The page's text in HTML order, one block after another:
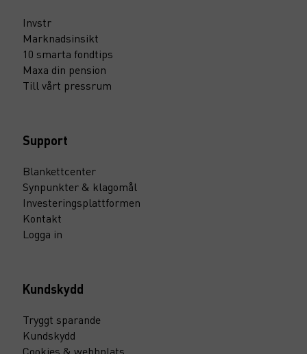
Invstr
Marknadsinsikt
10 smarta fondtips
Maxa din pension
Till vårt pressrum
Support
Blankettcenter
Synpunkter & klagomål
Investeringsplattformen
Kontakt
Logga in
Kundskydd
Tryggt sparande
Kundskydd
Cookies & webbplats